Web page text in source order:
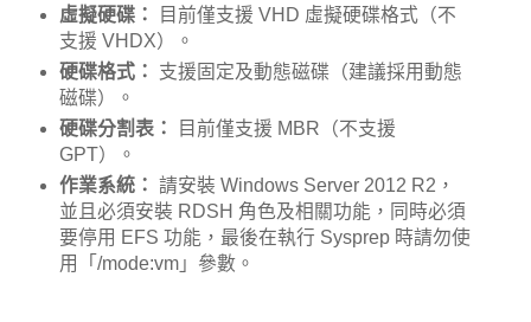
虛擬硬碟：
目前僅支援 VHD 虛擬硬碟格式（不
支援 VHDX）。
硬碟格式：
支援固定及動態磁碟（建議採用動態
磁碟）。
硬碟分割表：
目前僅支援 MBR（不支援
GPT）。
作業系統： 請安裝 Windows Server 2012 R2，
並且必須安裝 RDSH 角色及相關功能，同時必須
要停用 EFS 功能，最後在執行 Sysprep 時請勿使
用「/mode:vm」參數。